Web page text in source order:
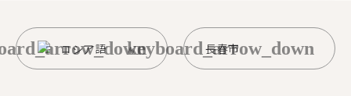
ロシア語 長春市
keyboard_arrow_down